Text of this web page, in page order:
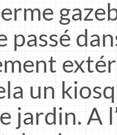
passé
un
jardin. A